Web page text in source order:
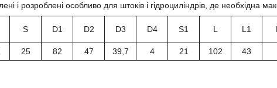
і розроблені особливо для штоків і гідроциліндрів, де необхідна
S D1 D2 D3 D4 S1 L L1
25 82 47 39,7 4 21 102 43